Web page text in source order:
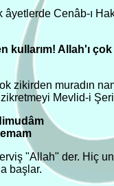
âyetlerde Cenâb-ı
kullarım! Allah'ı
zikirden muradın
Mevlid-i
"Allah" der. Hiç
başlar.